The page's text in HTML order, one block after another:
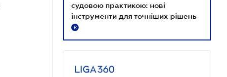
судовою практикою: нові
інструменти для точніших рішень
R